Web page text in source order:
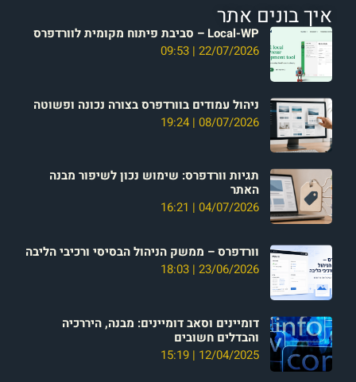
איך בונים אתר
Local-WP – סביבת פיתוח מקומית לוורדפרס
22/07/2026
ניהול עמודים בוורדפרס בצורה נכונה ופשוטה
08/07/2026
תגיות וורדפרס: שימוש נכון לשיפור מבנה
האתר
04/07/2026
וורדפרס – ממשק הניהול הבסיסי ורכיבי הליבה
23/06/2026
דומיינים וסאב דומיינים: מבנה, היררכיה
והבדלים חשובים
12/04/2025